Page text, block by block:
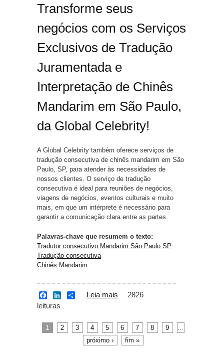
Transforme seus
negócios com os Serviços
Exclusivos de Tradução
Juramentada e
Interpretação de Chinês
Mandarim em São Paulo,
da Global Celebrity!
A Global Celebrity também oferece serviços de
tradução consecutiva de chinês mandarim em São
Paulo, SP, para atender às necessidades de
nossos clientes. O serviço de tradução
consecutiva é ideal para reuniões de negócios,
viagens de negócios, eventos culturais e muito
mais, em que um intérprete é necessário para
garantir a comunicação clara entre as partes.
Palavras-chave que resumem o texto:
Tradutor consecutivo Mandarim São Paulo SP
Tradução consecutiva
Chinês Mandarim
a
c
b
o
e
d
e
Leia mais sobre Tradutor
SP
2826
leituras
Páginas
1 2 3 4 5 6 7 8 9
…
próximo ›
fim »